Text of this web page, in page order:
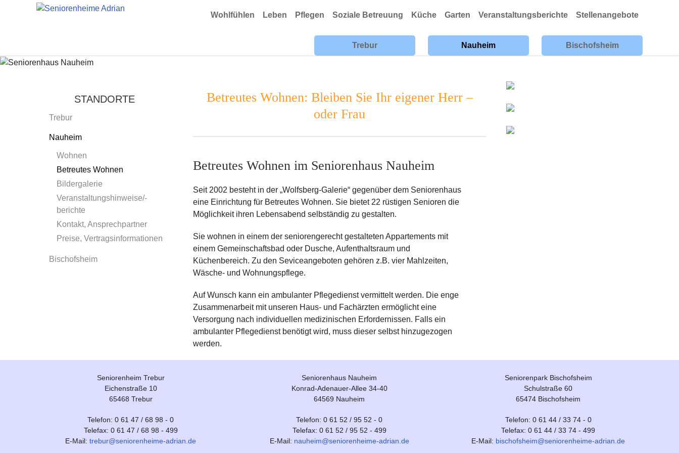
Wohlfühlen Leben Pflegen Soziale Betreuung Küche Garten Veranstaltungsberichte Stellenangebote
Trebur Nauheim Bischofsheim
STANDORTE
Trebur
Nauheim
Wohnen
Betreutes Wohnen
Bildergalerie
Veranstaltungshinweise/-
berichte
Kontakt, Ansprechpartner
Preise, Vertragsinformationen
Bischofsheim
Betreutes Wohnen: Bleiben Sie Ihr eigener Herr –
oder Frau
Betreutes Wohnen im Seniorenhaus Nauheim
Seit 2002 besteht in der „Wolfsberg-Galerie“ gegenüber dem Seniorenhaus
eine Einrichtung für Betreutes Wohnen. Sie bietet 22 rüstigen Senioren die
Möglichkeit ihren Lebensabend selbständig zu gestalten.
Sie wohnen in einem der seniorengerecht gestalteten Appartements mit
einem Gemeinschaftsbad oder Dusche, Aufenthaltsraum und
Küchenbereich. Zu den Seviceangeboten gehören z.B. vier Mahlzeiten,
Wäsche- und Wohnungspflege.
Auf Wunsch kann ein ambulanter Pflegedienst vermittelt werden. Die enge
Zusammenarbeit mit unseren Haus- und Fachärzten ermöglicht eine
Versorgung nach individuellen medizinischen Erfordernissen. Falls ein
ambulanter Pflegedienst benötigt wird, muss dieser selbst hinzugezogen
werden.
Seniorenheim Trebur
Eichenstraße 10
65468 Trebur
Telefon: 0 61 47 / 68 98 - 0
Telefax: 0 61 47 / 68 98 - 499
E-Mail:trebur@seniorenheime-adrian.de
Seniorenhaus Nauheim
Konrad-Adenauer-Allee 34-40
64569 Nauheim
Telefon: 0 61 52 / 95 52 - 0
Telefax: 0 61 52 / 95 52 - 499
E-Mail: nauheim@seniorenheime-adrian.de
Seniorenpark Bischofsheim
Schulstraße 60
65474 Bischofsheim
Telefon: 0 61 44 / 33 74 - 0
Telefax: 0 61 44 / 33 74 - 499
E-Mail: bischofsheim@seniorenheime-adrian.de